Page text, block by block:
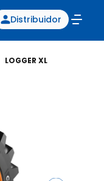
Distribuidor
LOGGER XL